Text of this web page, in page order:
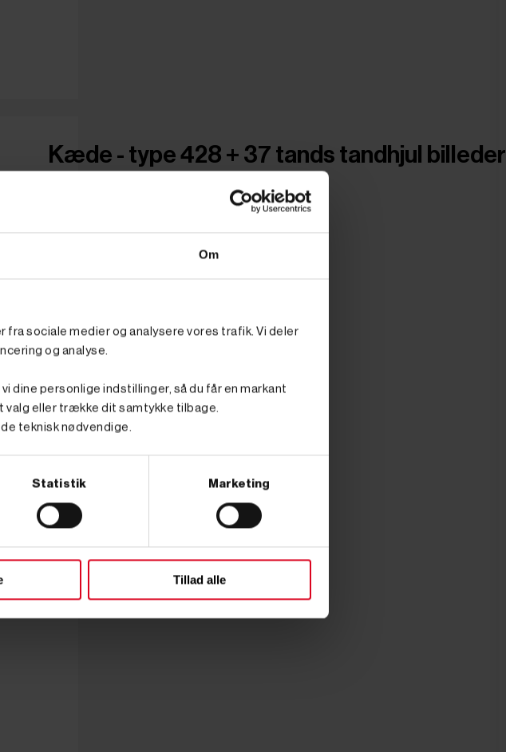
Om
sociale medier og analysere vores trafik. Vi deler
og analyse.
dine personlige indstillinger, så du får en markant
valg eller trække dit samtykke tilbage.
teknisk nødvendige.
Statistik Marketing
Tillad alle
Kæde - type 428 + 37 tands tandhjul billeder